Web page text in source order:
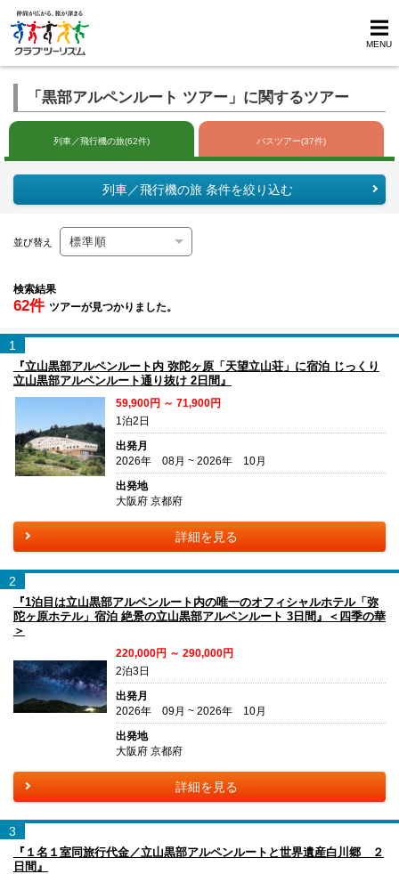
MENU
「黒部アルペンルート ツアー」に関するツアー
列車／飛行機の旅(62件) バスツアー(37件)
列車／飛行機の旅 条件を絞り込む
並び替え
検索結果
62件 ツアーが見つかりました。
1
『立山黒部アルペンルート内 弥陀ヶ原「天望立山荘」に宿泊 じっくり
立山黒部アルペンルート通り抜け 2日間』
59,900円 ～ 71,900円
1泊2日
出発月
2026年 08月 ~ 2026年 10月
出発地
大阪府 京都府
詳細を見る
2
『1泊目は立山黒部アルペンルート内の唯一のオフィシャルホテル「弥
陀ヶ原ホテル」宿泊 絶景の立山黒部アルペンルート 3日間』＜四季の華
＞
220,000円 ～ 290,000円
2泊3日
出発月
2026年 09月 ~ 2026年 10月
出発地
大阪府 京都府
詳細を見る
3
『１名１室同旅行代金／立山黒部アルペンルートと世界遺産白川郷 ２
日間』